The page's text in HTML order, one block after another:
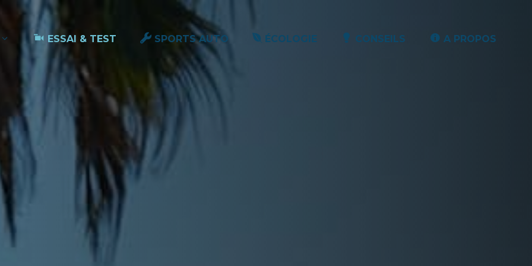
ESSAI & TEST SPORTS AUTO ÉCOLOGIE CONSEILS A PROPOS